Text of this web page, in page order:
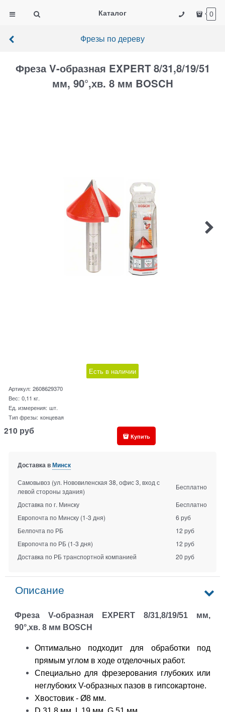
Каталог 0
Фрезы по дереву
Фреза V-образная EXPERT 8/31,8/19/51
мм, 90°,хв. 8 мм BOSCH
Есть в наличии
Артикул: 2608629370
Вес: 0,11 кг.
Ед. измерения: шт.
Тип фрезы: концевая
210 руб Купить
Доставка вМинск
Самовывоз (ул. Нововиленская 38, офис 3, вход с
левой стороны здания)
Бесплатно
Доставка по г. Минску
Бесплатно
Европочта по Минску (1-3 дня)
6 руб
Белпочта по РБ
12 руб
Европочта по РБ (1-3 дня)
12 руб
Доставка по РБ транспортной компанией
20 руб
Описание
Фреза V-образная EXPERT 8/31,8/19/51 мм,
90°,хв. 8 мм BOSCH
Оптимально подходит для обработки под
прямым углом в ходе отделочных работ.
Специально для фрезерования глубоких или
неглубоких V-образных пазов в гипсокартоне.
Хвостовик - Ø8 мм.